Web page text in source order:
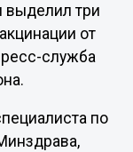
выделил три
от
служба
по